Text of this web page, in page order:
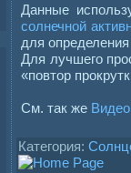
Данные
солнечной
для
Для лучшего
«повтор
См. так же
Категория: